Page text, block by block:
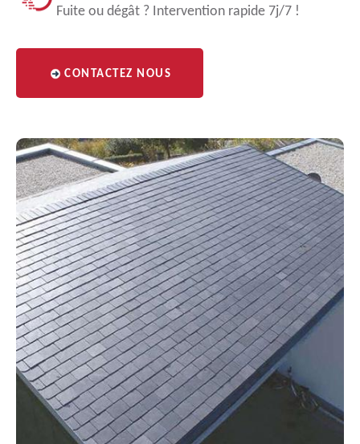
Fuite ou dégât ? Intervention rapide 7j/7 !
CONTACTEZ NOUS